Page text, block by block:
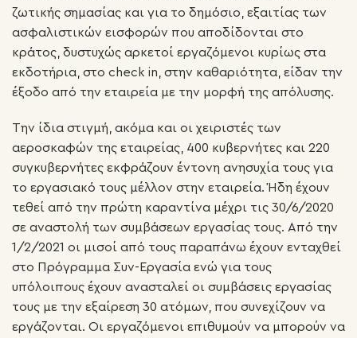
ζωτικής σημασίας και για το δημόσιο, εξαιτίας των
ασφαλιστικών εισφορών που αποδίδονται στο
κράτος, δυστυχώς αρκετοί εργαζόμενοι κυρίως στα
εκδοτήρια, στο check in, στην καθαριότητα, είδαν την
έξοδο από την εταιρεία με την μορφή της απόλυσης.
Την ίδια στιγμή, ακόμα και οι χειριστές των
αεροσκαφών της εταιρείας, 400 κυβερνήτες και 220
συγκυβερνήτες εκφράζουν έντονη ανησυχία τους για
το εργασιακό τους μέλλον στην εταιρεία. Ήδη έχουν
τεθεί από την πρώτη καραντίνα μέχρι τις 30/6/2020
σε αναστολή των συμβάσεων εργασίας τους. Από την
1/2/2021 οι μισοί από τους παραπάνω έχουν ενταχθεί
στο Πρόγραμμα Συν-Εργασία ενώ για τους
υπόλοιπους έχουν ανασταλεί οι συμβάσεις εργασίας
τους με την εξαίρεση 30 ατόμων, που συνεχίζουν να
εργάζονται. Οι εργαζόμενοι επιθυμούν να μπορούν να